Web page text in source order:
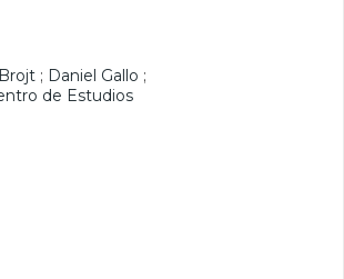
; Daniel Gallo ;
de Estudios